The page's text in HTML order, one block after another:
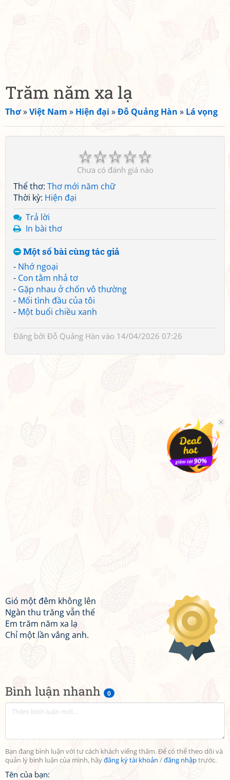
Bình luận nhanh 0
Bạn đang bình luận với tư cách khách viếng thăm. Để có thể theo dõi và
quản lý bình luận của mình, hãyđăng ký tài khoản /đăng nhậptrước.
Tên của bạn:
Trăm năm xa lạ
Thơ»Việt Nam » Hiện đại »Đỗ Quảng Hàn » Lá vọng
☆
☆
☆
☆
☆
Chưa có đánh giá nào
Thể thơ: Thơ mới năm chữ
Thời kỳ: Hiện đại
Trả lời
In bài thơ
Một số bài cùng tác giả
- Nhớ ngoại
- Con tằm nhả tơ
- Gặp nhau ở chốn vô thường
- Mối tình đầu của tôi
- Một buổi chiều xanh
Đăng bởi Đỗ Quảng Hàn vào 14/04/2026 07:26
Gió một đêm không lên
Ngàn thu trăng vẫn thế
Em trăm năm xa lạ
Chỉ một lần vắng anh.